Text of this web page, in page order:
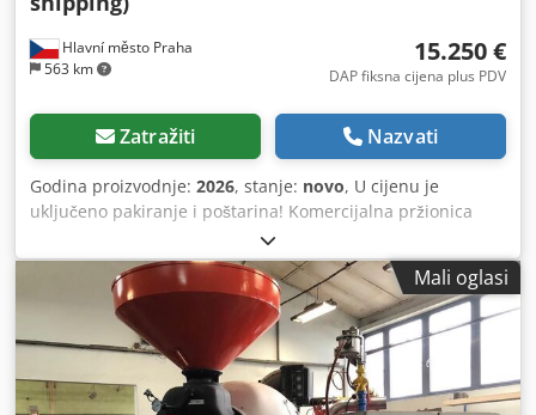
Hlavní město Praha
563 km
15.250 €
DAP fiksna cijena plus PDV
Zatražiti Nazvati
Godina proizvodnje: 2026, stanje: novo, U cijenu je
uključeno pakiranje i poštarina! Komercijalna pržionica
kave EverRoast ima kapacitet od 10 kg zelenih zrna kave po
šarži i idealno je rješenje za prženje srednje velikih kafića i
pržionica, koje mogu pržiti do 35 kg na sat. Chsdpfxei
Hqndo Aptsa Kapacitet serije 10 kg Vrijeme pečenja 10-14
min Izvor topline LPG/prirodni plin Princip pečenja
Provođenje i konvekcija Dvostruki zid bubnja Priručnik
upravljačke jedinice/PLC (opcionalno) Stroj kojim se može u
Mali oglasi